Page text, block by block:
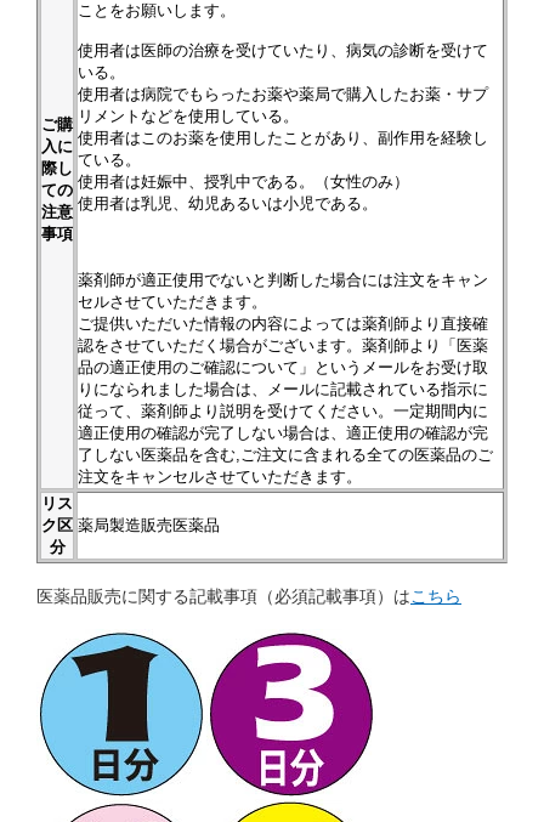
ご購
入に
際し
ての
注意
事項
ことをお願いします。
使用者は医師の治療を受けていたり、病気の診断を受けて
いる。
使用者は病院でもらったお薬や薬局で購入したお薬・サプ
リメントなどを使用している。
使用者はこのお薬を使用したことがあり、副作用を経験し
ている。
使用者は妊娠中、授乳中である。（女性のみ）
使用者は乳児、幼児あるいは小児である。
薬剤師が適正使用でないと判断した場合には注文をキャン
セルさせていただきます。
ご提供いただいた情報の内容によっては薬剤師より直接確
認をさせていただく場合がございます。薬剤師より「医薬
品の適正使用のご確認について」というメールをお受け取
りになられました場合は、メールに記載されている指示に
従って、薬剤師より説明を受けてください。一定期間内に
適正使用の確認が完了しない場合は、適正使用の確認が完
了しない医薬品を含む,ご注文に含まれる全ての医薬品のご
注文をキャンセルさせていただきます。
リス
ク区
分
薬局製造販売医薬品
医薬品販売に関する記載事項（必須記載事項）はこちら